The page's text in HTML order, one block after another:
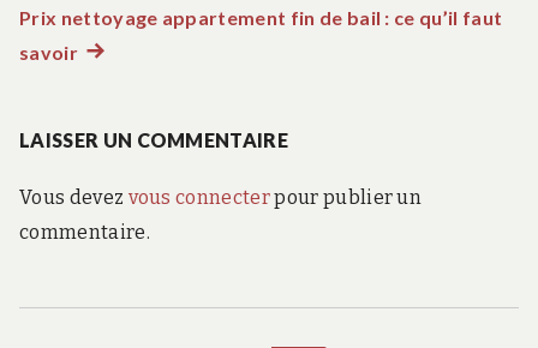
de
Prix nettoyage appartement fin de bail : ce qu’il faut
savoirArticle
LAISSER UN COMMENTAIRE
Vous devez vous connecterpour publier un
commentaire.